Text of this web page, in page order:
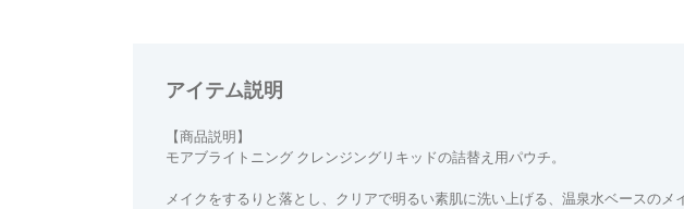
アイテム説明
【商品説明】
モアブライトニング クレンジングリキッドの詰替え用パウチ。
メイクをするりと落とし、クリアで明るい素肌に洗い上げる、温泉水ベースのメ